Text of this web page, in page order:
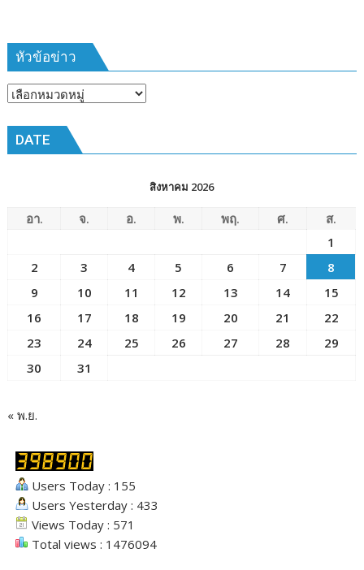
หัวข้อข่าว
หัวข้อ
DATE
สิงหาคม 2026
อา. จ. อ. พ. พฤ. ศ.
ส.
1
2
3 4 5 6 7
8
9
10 11 12 13 14
15
16
17 18 19 20 21
22
23
24 25 26 27 28
29
30
31
« พ.ย.
Users Today : 155
Users Yesterday : 433
Views Today : 571
Total views : 1476094